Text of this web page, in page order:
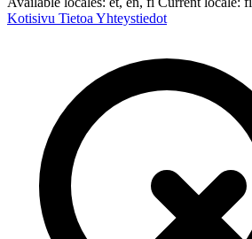
Kotisivu Tietoa Yhteystiedot